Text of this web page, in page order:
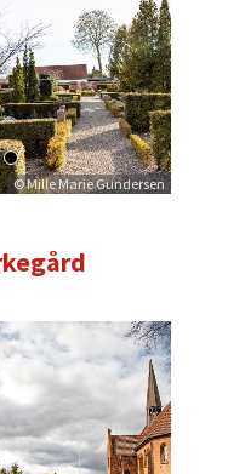
© Mille Marie Gundersen